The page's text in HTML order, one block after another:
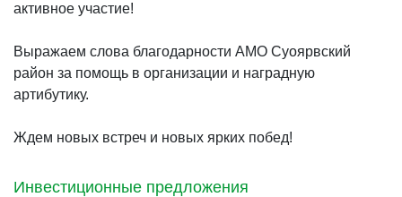
Инвестиционные предложения
активное участие!
Выражаем слова благодарности АМО Суоярвский
район за помощь в организации и наградную
артибутику.
Ждем новых встреч и новых ярких побед!